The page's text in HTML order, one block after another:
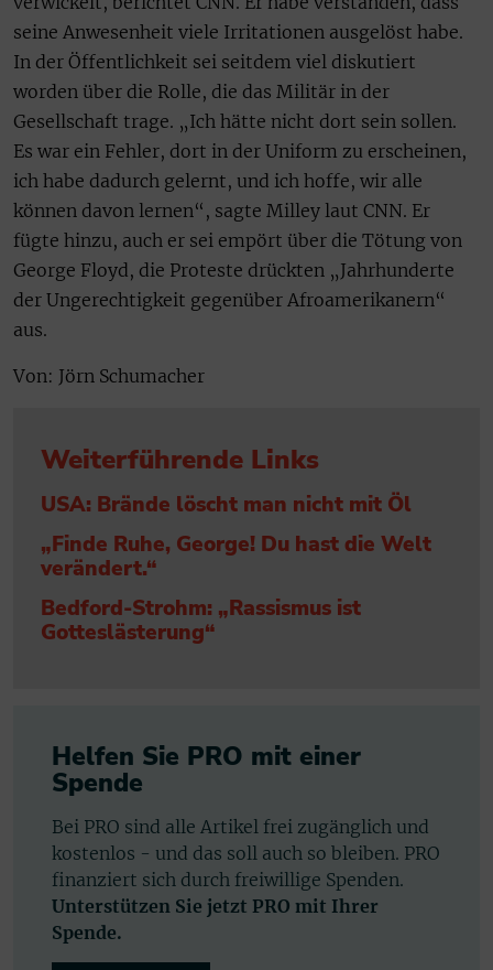
seine Anwesenheit viele Irritationen ausgelöst habe.
In der Öffentlichkeit sei seitdem viel diskutiert
worden über die Rolle, die das Militär in der
Gesellschaft trage. „Ich hätte nicht dort sein sollen.
Es war ein Fehler, dort in der Uniform zu erscheinen,
ich habe dadurch gelernt, und ich hoffe, wir alle
können davon lernen“, sagte Milley laut CNN. Er
fügte hinzu, auch er sei empört über die Tötung von
George Floyd, die Proteste drückten „Jahrhunderte
der Ungerechtigkeit gegenüber Afroamerikanern“
aus.
Von: Jörn Schumacher
Weiterführende Links
USA: Brände löscht man nicht mit Öl
„Finde Ruhe, George! Du hast die Welt
verändert.“
Bedford-Strohm: „Rassismus ist
Gotteslästerung“
Helfen Sie PRO mit einer
Spende
Bei PRO sind alle Artikel frei zugänglich und
kostenlos - und das soll auch so bleiben. PRO
finanziert sich durch freiwillige Spenden.
Unterstützen Sie jetzt PRO mit Ihrer
Spende.